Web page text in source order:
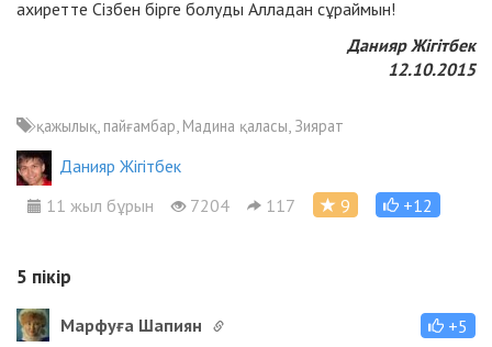
ахиретте Сізбен бірге болуды Алладан сұраймын!
Данияр Жігітбек
12.10.2015
қажылық, пайғамбар, Мадина қаласы, Зиярат
Данияр Жігітбек
11 жыл бұрын
7204 117 9 +12
5 пікір
Марфуға Шапиян
+5